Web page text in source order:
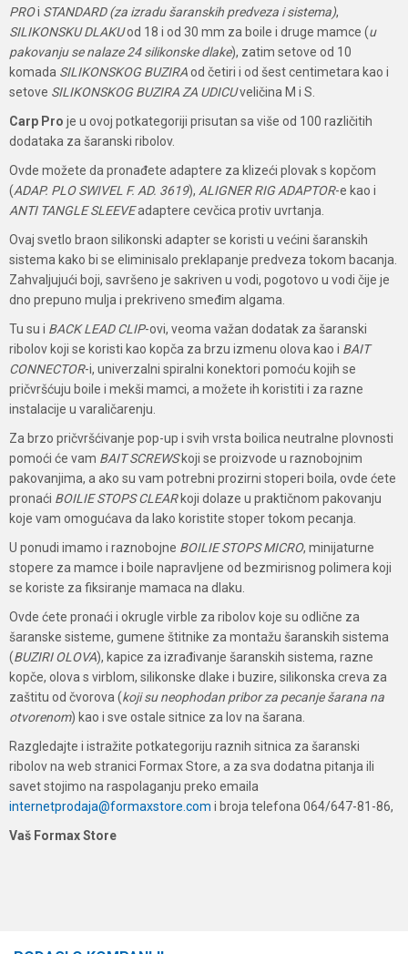
PROi STANDARD (za izradu šaranskih predveza i sistema),
SILIKONSKU DLAKUod 18 i od 30 mm za boile i druge mamce (u
pakovanju se nalaze 24 silikonske dlake), zatim setove od 10
komada SILIKONSKOG BUZIRAod četiri i od šest centimetara kao i
setove SILIKONSKOG BUZIRA ZA UDICUveličina M i S.
Carp Pro je u ovoj potkategoriji prisutan sa više od 100 različitih
dodataka za šaranski ribolov.
Ovde možete da pronađete adaptere za klizeći plovak s kopčom
(ADAP. PLO SWIVEL F. AD. 3619), ALIGNER RIG ADAPTOR-e kao i
ANTI TANGLE SLEEVEadaptere cevčica protiv uvrtanja.
Ovaj svetlo braon silikonski adapter se koristi u većini šaranskih
sistema kako bi se eliminisalo preklapanje predveza tokom bacanja.
Zahvaljujući boji, savršeno je sakriven u vodi, pogotovo u vodi čije je
dno prepuno mulja i prekriveno smeđim algama.
Tu su i BACK LEAD CLIP-ovi, veoma važan dodatak za šaranski
ribolov koji se koristi kao kopča za brzu izmenu olova kao i BAIT
CONNECTOR-i, univerzalni spiralni konektori pomoću kojih se
pričvršćuju boile i mekši mamci, a možete ih koristiti i za razne
instalacije u varaličarenju.
Za brzo pričvršćivanje pop-up i svih vrsta boilica neutralne plovnosti
pomoći će vam BAIT SCREWSkoji se proizvode u raznobojnim
pakovanjima, a ako su vam potrebni prozirni stoperi boila, ovde ćete
pronaći BOILIE STOPS CLEARkoji dolaze u praktičnom pakovanju
koje vam omogućava da lako koristite stoper tokom pecanja.
U ponudi imamo i raznobojne BOILIE STOPS MICRO, minijaturne
stopere za mamce i boile napravljene od bezmirisnog polimera koji
se koriste za fiksiranje mamaca na dlaku.
Ovde ćete pronaći i okrugle virble za ribolov koje su odlične za
šaranske sisteme, gumene štitnike za montažu šaranskih sistema
(BUZIRI OLOVA), kapice za izrađivanje šaranskih sistema, razne
kopče, olova s virblom, silikonske dlake i buzire, silikonska creva za
zaštitu od čvorova (koji su neophodan pribor za pecanje šarana na
otvorenom) kao i sve ostale sitnice za lov na šarana.
Razgledajte i istražite potkategoriju raznih sitnica za šaranski
ribolov na web stranici Formax Store, a za sva dodatna pitanja ili
savet stojimo na raspolaganju preko emaila
internetprodaja@formaxstore.com i broja telefona 064/647-81-86,
Vaš Formax Store